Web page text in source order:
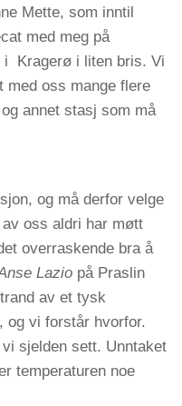
Mette, som inntil
med meg på
i Kragerø i liten bris. Vi
med oss mange flere
annet stasj som må
og må derfor velge
oss aldri har møtt
overraskende bra å
Lazio på Praslin
av et tysk
og vi forstår hvorfor.
sjelden sett. Unntaket
temperaturen noe